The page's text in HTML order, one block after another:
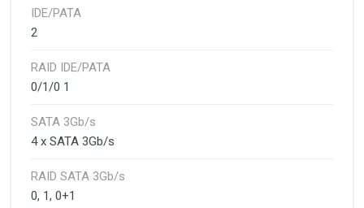
IDE/PATA
2
RAID IDE/PATA
0/1/0 1
SATA 3Gb/s
4 x SATA 3Gb/s
RAID SATA 3Gb/s
0, 1, 0+1